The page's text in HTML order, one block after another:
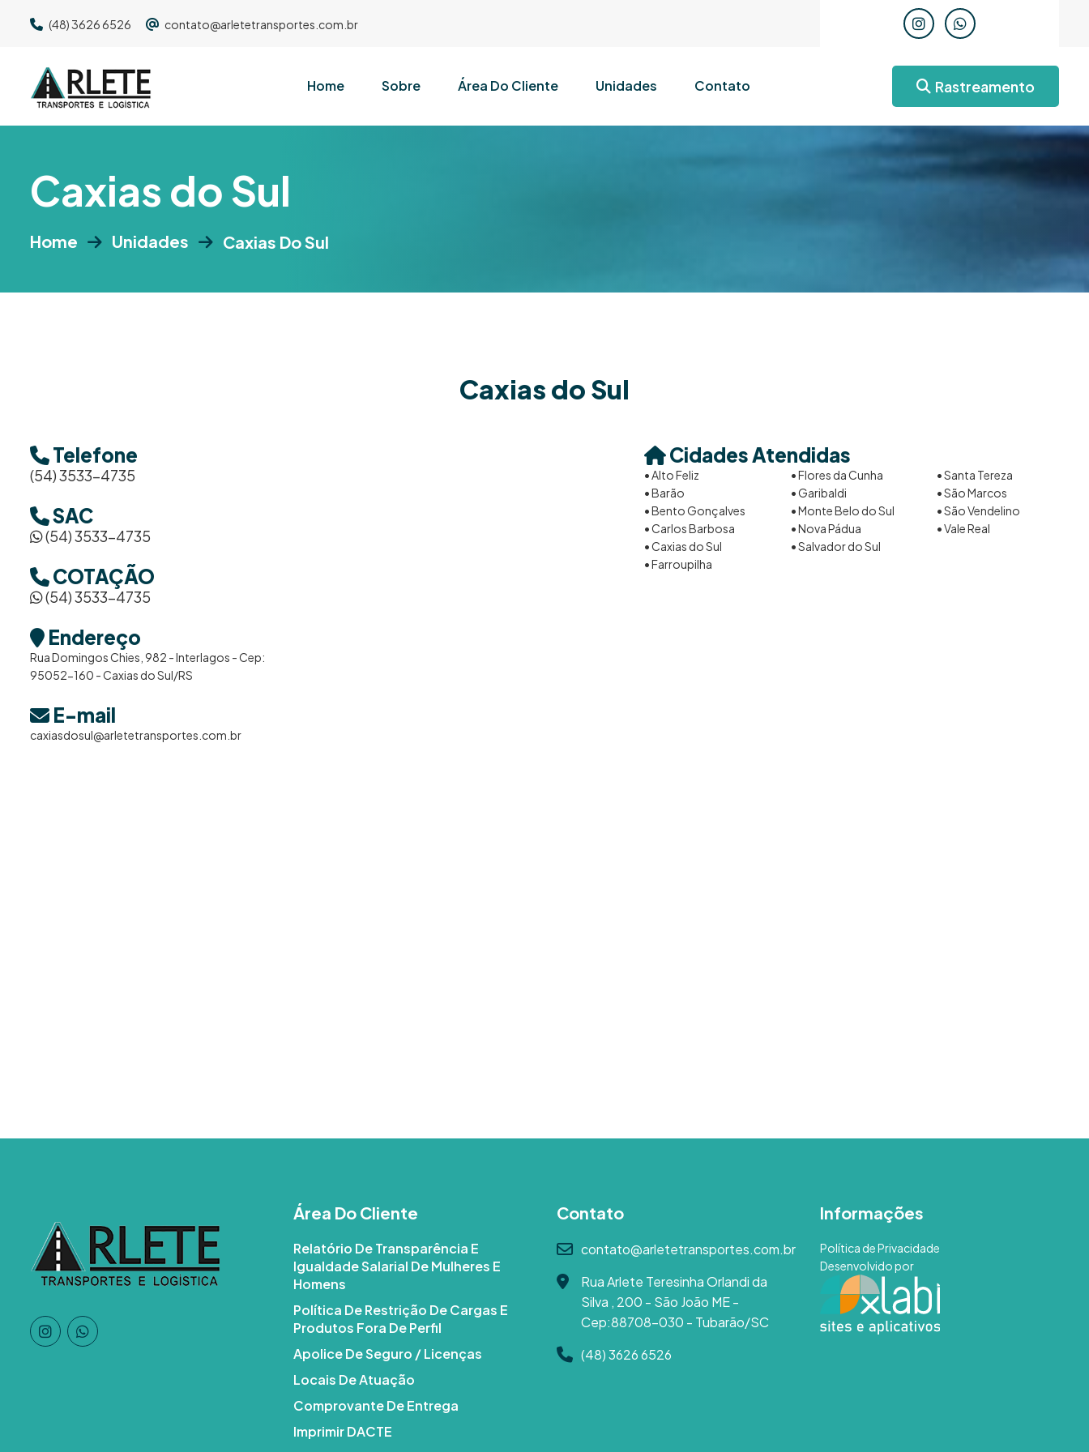
(48) 3626 6526 contato@arletetransportes.com.br
Home Sobre Área Do Cliente Unidades Contato Rastreamento
Caxias doSul
Home Unidades Caxias Do Sul
Caxias do Sul
Telefone
(54) 3533-4735
SAC
(54) 3533-4735
COTAÇÃO
(54) 3533-4735
Endereço
Rua Domingos Chies, 982 - Interlagos - Cep:
95052-160 - Caxias do Sul/RS
E-mail
caxiasdosul@arletetransportes.com.br
Cidades Atendidas
• Alto Feliz
• Barão
• Bento Gonçalves
• Carlos Barbosa
• Caxias do Sul
• Farroupilha
• Flores da Cunha
• Garibaldi
• Monte Belo do Sul
• Nova Pádua
• Salvador do Sul
• Santa Tereza
• São Marcos
• São Vendelino
• Vale Real
Área Do Cliente
Relatório De Transparência E
Igualdade Salarial De Mulheres E
Homens
Política De Restrição De Cargas E
Produtos Fora De Perfil
Apolice De Seguro / Licenças
Locais De Atuação
Comprovante De Entrega
Imprimir DACTE
Contato
contato@arletetransportes.com.br
Rua Arlete Teresinha Orlandi da
Silva , 200 - São João ME -
Cep:88708-030 - Tubarão/SC
(48) 3626 6526
Informações
Política de Privacidade
Desenvolvido por